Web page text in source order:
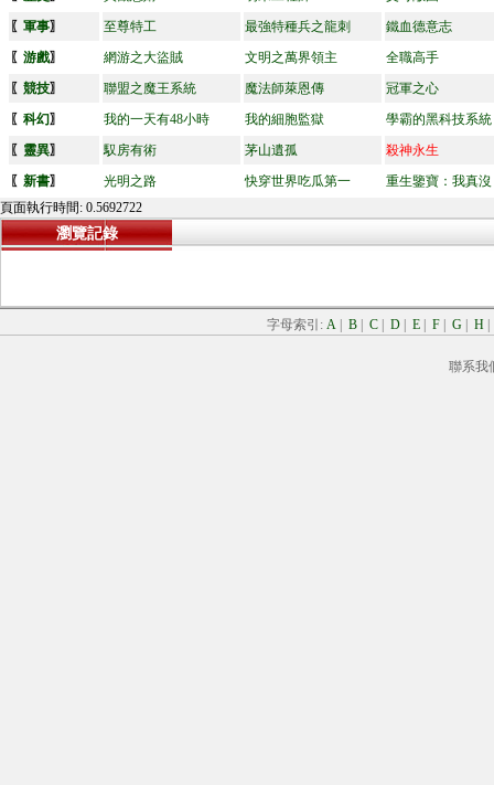
〖 軍事〗 至尊特工 最強特種兵之龍刺
鐵血德意志
〖 游戲〗 網游之大盜賊 文明之萬界領主
全職高手
〖 競技〗 聯盟之魔王系統 魔法師萊恩傳
冠軍之心
〖 科幻〗 我的一天有48小時 我的細胞監獄
學霸的黑科技系統
〖 靈異〗 馭房有術 茅山遺孤
殺神永生
〖 新書〗 光明之路 快穿世界吃瓜第一
重生鑒寶：我真沒
頁面執行時間: 0.5692722
瀏覽記錄
字母索引: A B C D E F G H
聯系我